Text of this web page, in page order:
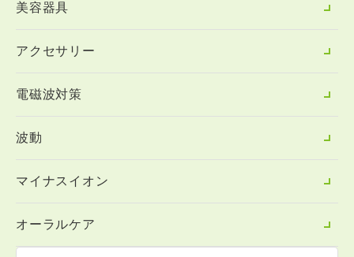
美容器具
アクセサリー
電磁波対策
波動
マイナスイオン
オーラルケア